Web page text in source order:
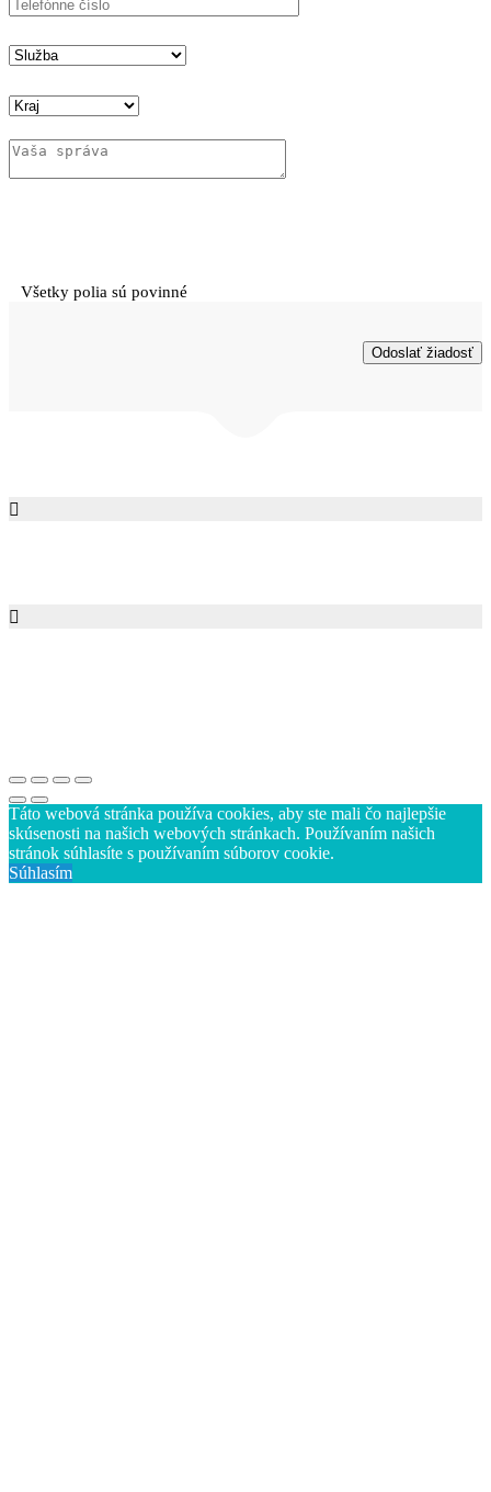
Všetky polia sú povinné
Táto webová stránka používa cookies, aby ste mali čo najlepšie
skúsenosti na našich webových stránkach. Používaním našich
stránok súhlasíte s používaním súborov cookie.
Súhlasím